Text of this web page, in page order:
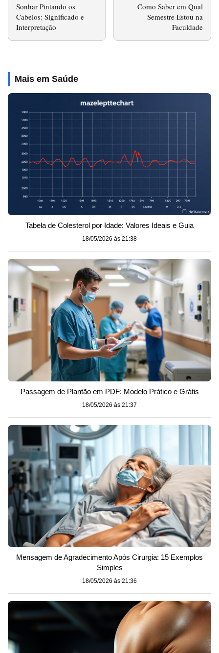
Sonhar Pintando os
Cabelos: Significado e
Interpretação
Como Saber em Qual
Semestre Estou na
Faculdade
Mais em Saúde
Tabela de Colesterol por Idade: Valores Ideais e Guia
18/05/2026 às 21:38
Passagem de Plantão em PDF: Modelo Prático e Grátis
18/05/2026 às 21:37
Mensagem de Agradecimento Após Cirurgia: 15 Exemplos
Simples
18/05/2026 às 21:36